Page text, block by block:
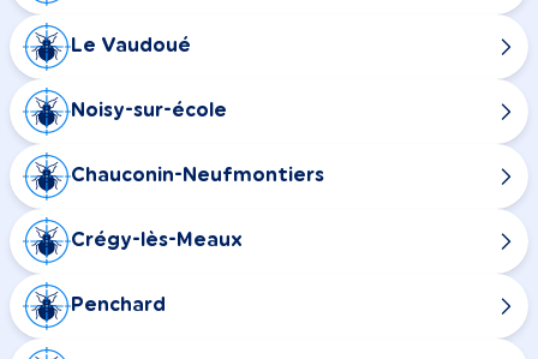
Le Vaudoué
Noisy-sur-école
Chauconin-Neufmontiers
Crégy-lès-Meaux
Penchard